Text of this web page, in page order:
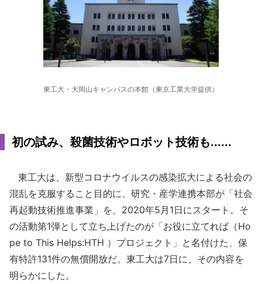
東工大・大岡山キャンパスの本館（東京工業大学提供）
初の試み、殺菌技術やロボット技術も......
東工大は、新型コロナウイルスの感染拡大による社会の
混乱を克服すること目的に、研究・産学連携本部が「社会
再起動技術推進事業」を、2020年5月1日にスタート。そ
の活動第1弾として立ち上げたのが「お役に立てれば（Ho
pe to This Helps:HTH ）プロジェクト」と名付けた、保
有特許131件の無償開放だ。東工大は7日に、その内容を
明らかにした。